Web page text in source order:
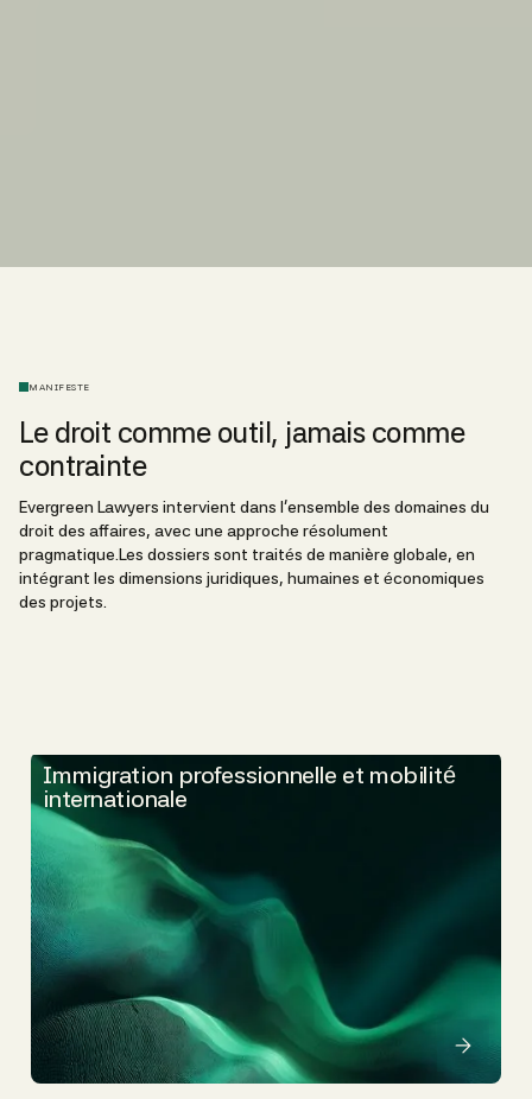
MANIFESTE
Le droit comme outil, jamais comme
contrainte
Evergreen Lawyers intervient dans l’ensemble des domaines du
droit des affaires, avec une approche résolument
pragmatique.Les dossiers sont traités de manière globale, en
intégrant les dimensions juridiques, humaines et économiques
des projets.
Immigration professionnelle et mobilité
internationale